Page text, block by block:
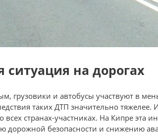
ситуация на дорогах
грузовики и автобусы участвуют в
таких ДТП значительно тяжелее.
странах-участниках. На Кипре эта
безопасности и снижению